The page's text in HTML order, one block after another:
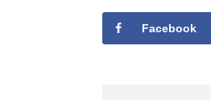
Facebook